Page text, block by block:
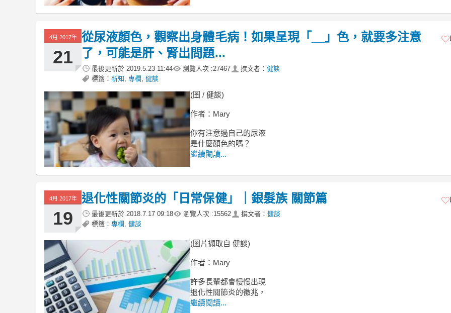
4月 2017年
21
從尿液顏色，觀察出身體毛病！如果呈現「__」色，就要多注意
了，可能是肝、腎出問題...
最後更新於 2019.5.23 11:44 瀏覽人次 :27467 撰文者： 健談
標籤： 新知 專欄 健談
(圖 / 健談)
作者：Mary
你有注意過自己的尿液
是什麼顏色的嗎？
繼續閱讀...
4月 2017年
19
退化性關節炎的「日常保健」｜銀髮族 關節篇
最後更新於 2018.7.17 09:18 瀏覽人次 :15562 撰文者： 健談
標籤： 專欄 健談
(圖片擷取自 健談)
作者：Mary
許多長輩都會慢慢出現
退化性關節炎的徵兆，
繼續閱讀...